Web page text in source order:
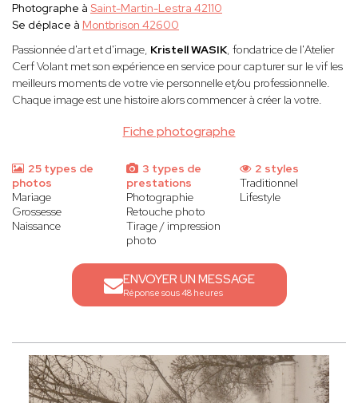
Fiche photographe
Photographe à Saint-Martin-Lestra 42110
Se déplace à Montbrison 42600
Passionnée d'art et d'image, Kristell WASIK, fondatrice de l'Atelier
Cerf Volant met son expérience en service pour capturer sur le vif les
meilleurs moments de votre vie personnelle et/ou professionnelle.
Chaque image est une histoire alors commencer à créer la votre.
25 types de
photos
Mariage
Grossesse
Naissance
3 types de
prestations
Photographie
Retouche photo
Tirage / impression
photo
2 styles
Traditionnel
Lifestyle
ENVOYER UN MESSAGE
Réponse sous 48 heures